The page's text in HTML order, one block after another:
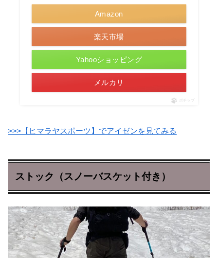
Amazon
楽天市場
Yahooショッピング
メルカリ
ポチップ
>>>【ヒマラヤスポーツ】でアイゼンを見てみる
ストック（スノーバスケット付き）